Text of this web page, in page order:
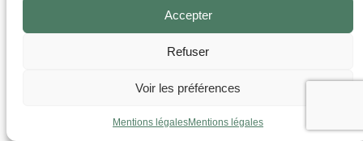
Accepter
Refuser
Voir les préférences
Mentions légalesMentions légales
Femmes | Cycles
Foie | Métabolisme | Sucres
Immunité | Vitalité
Peau | Ongles | Cheveux
Tisanes bien-être